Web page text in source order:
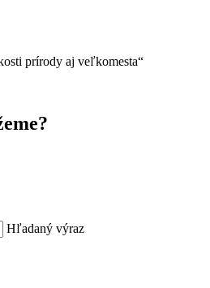
prírody aj veľkomesta“
Hľadaný výraz